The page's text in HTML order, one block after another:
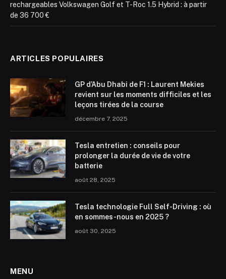
rechargeables Volkswagen Golf et T-Roc 1.5 Hybrid : à partir
de 36 700 €
ARTICLES POPULAIRES
GP d’Abu Dhabi de F1 : Laurent Mekies
revient sur les moments difficiles et les
leçons tirées de la course
décembre 7, 2025
Tesla entretien : conseils pour
prolonger la durée de vie de votre
batterie
août 28, 2025
Tesla technologie Full Self-Driving : où
en sommes-nous en 2025 ?
août 30, 2025
MENU